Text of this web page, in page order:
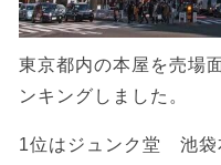
東京都内の本屋を売場
ンキングしました。
1位はジュンク堂 池袋